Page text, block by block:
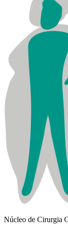
Núcleo de Cirurgia